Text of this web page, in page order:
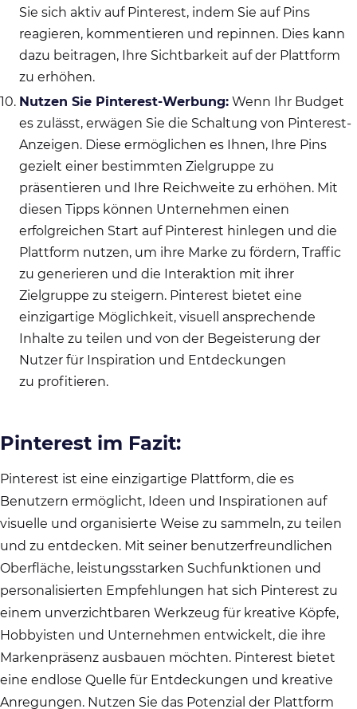
Sie sich aktiv auf Pinterest, indem Sie auf Pins
reagieren, kommentieren und repinnen. Dies kann
dazu beitragen, Ihre Sichtbarkeit auf der Plattform
zu erhöhen.
Nutzen Sie Pinterest-Werbung: Wenn Ihr Budget
es zulässt, erwägen Sie die Schaltung von Pinterest-
Anzeigen. Diese ermöglichen es Ihnen, Ihre Pins
gezielt einer bestimmten Zielgruppe zu
präsentieren und Ihre Reichweite zu erhöhen. Mit
diesen Tipps können Unternehmen einen
erfolgreichen Start auf Pinterest hinlegen und die
Plattform nutzen, um ihre Marke zu fördern, Traffic
zu generieren und die Interaktion mit ihrer
Zielgruppe zu steigern. Pinterest bietet eine
einzigartige Möglichkeit, visuell ansprechende
Inhalte zu teilen und von der Begeisterung der
Nutzer für Inspiration und Entdeckungen
zu profitieren.
Pinterest im Fazit:
Pinterest ist eine einzigartige Plattform, die es
Benutzern ermöglicht, Ideen und Inspirationen auf
visuelle und organisierte Weise zu sammeln, zu teilen
und zu entdecken. Mit seiner benutzerfreundlichen
Oberfläche, leistungsstarken Suchfunktionen und
personalisierten Empfehlungen hat sich Pinterest zu
einem unverzichtbaren Werkzeug für kreative Köpfe,
Hobbyisten und Unternehmen entwickelt, die ihre
Markenpräsenz ausbauen möchten. Pinterest bietet
eine endlose Quelle für Entdeckungen und kreative
Anregungen. Nutzen Sie das Potenzial der Plattform